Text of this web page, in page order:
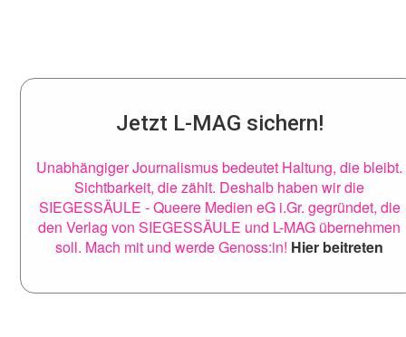
Jetzt L-MAG sichern!
Unabhängiger Journalismus bedeutet Haltung, die bleibt.
Sichtbarkeit, die zählt. Deshalb haben wir die
SIEGESSÄULE - Queere Medien eG i.Gr. gegründet, die
den Verlag von SIEGESSÄULE und L-MAG übernehmen
soll. Mach mit und werde Genoss:in! Hier beitreten